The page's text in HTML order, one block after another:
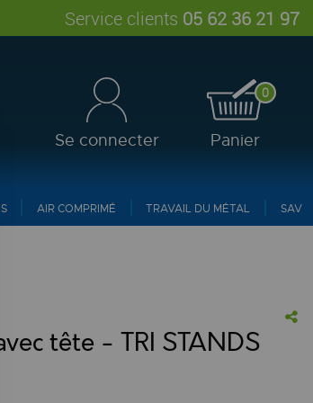
Service clients 05 62 36 21 97
Se connecter
0
Panier
AIR COMPRIMÉ TRAVAIL DU MÉTAL SAV
tête - TRI STANDS